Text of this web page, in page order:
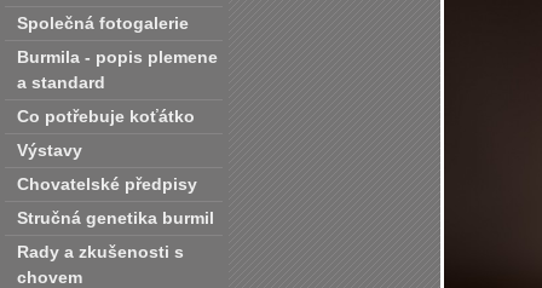
Společná fotogalerie
Burmila - popis plemene
a standard
Co potřebuje koťátko
Výstavy
Chovatelské předpisy
Stručná genetika burmil
Rady a zkušenosti s
chovem